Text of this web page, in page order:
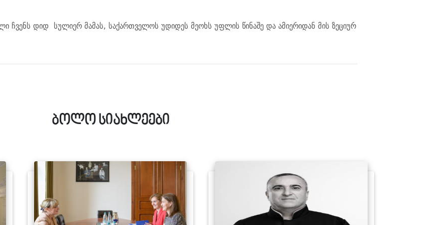
ჩვენს დიდ სულიერ მამას, საქართველოს უდიდეს მეოხს უფლის წინაშე და ამიერიდან მის ზეციურ
ბოლო სიახლეები